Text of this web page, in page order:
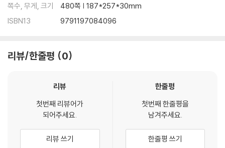
쪽수, 무게, 크기
480쪽 | 187*257*30mm
ISBN13
9791197084096
리뷰/한줄평 0
리뷰
첫번째 리뷰어가
되어주세요.
리뷰 쓰기
한줄평
첫번째 한줄평을
남겨주세요.
한줄평 쓰기